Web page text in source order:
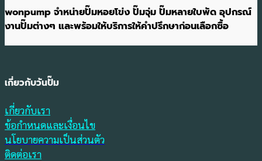
wonpump จำหน่ายปั๊มหอยโข่ง ปั๊มจุ่ม ปั๊มหลายใบพัด อุปกรณ์
งานปั๊มต่างๆ และพร้อมให้บริการให้คำปรึกษาก่อนเลือกซื้อ
เกี่ยวกับวันปั๊ม
เกี่ยวกับเรา
ข้อกำหนดและเงื่อนไข
นโยบายความเป็นส่วนตัว
ติดต่อเรา